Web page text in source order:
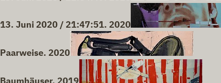
13. Juni 2020 / 21:47:51. 2020
Paarweise. 2020